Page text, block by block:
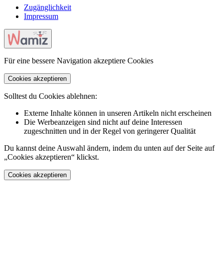
Zugänglichkeit
Impressum
Für eine bessere Navigation akzeptiere Cookies
Cookies akzeptieren
Solltest du Cookies ablehnen:
Externe Inhalte können in unseren Artikeln nicht erscheinen
Die Werbeanzeigen sind nicht auf deine Interessen
zugeschnitten und in der Regel von geringerer Qualität
Du kannst deine Auswahl ändern, indem du unten auf der Seite auf
„Cookies akzeptieren“ klickst.
Cookies akzeptieren